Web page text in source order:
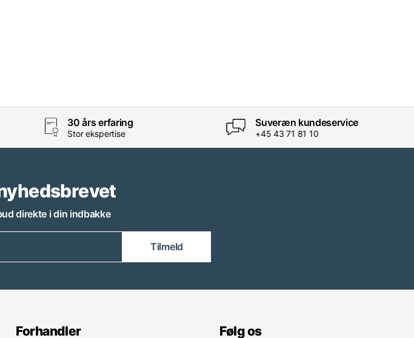
30 års erfaring
Stor ekspertise
Suveræn kundeservice
+45 43 71 81 10
direkte i din indbakke
Tilmeld
Forhandler Følg os